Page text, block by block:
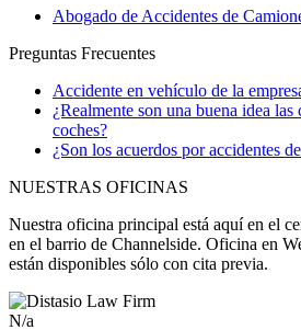
Abogado de Accidentes de
Preguntas Frecuentes
Accidente en vehículo de la
¿Realmente son una buena idea las
coches?
¿Son los acuerdos por accidentes
NUESTRAS OFICINAS
Nuestra oficina principal está aquí en el
en el barrio de Channelside. Oficina en
están disponibles sólo con cita previa.
N/a